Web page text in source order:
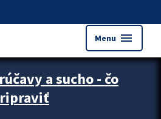
Menu menu
a sucho - čo